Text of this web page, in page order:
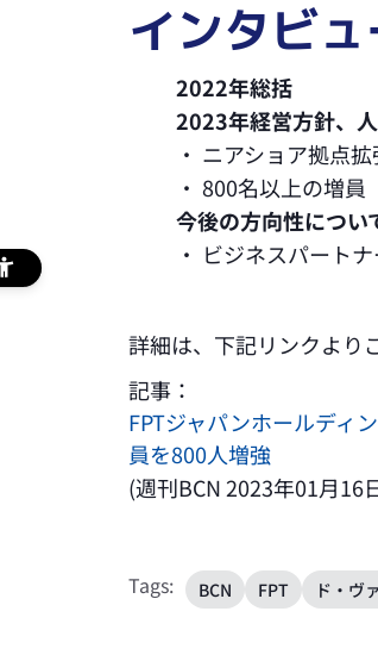
インタビ
2022年総括
2023年経営方針、
・ ニアショア拠点
・ 800名以上の増員
今後の方向性につい
・ ビジネスパート
詳細は、下記リンクより
記事：
FPTジャパンホールディ
員を800人増強
(週刊BCN 2023年01月16
Tags: BCN FPT ド・ヴ